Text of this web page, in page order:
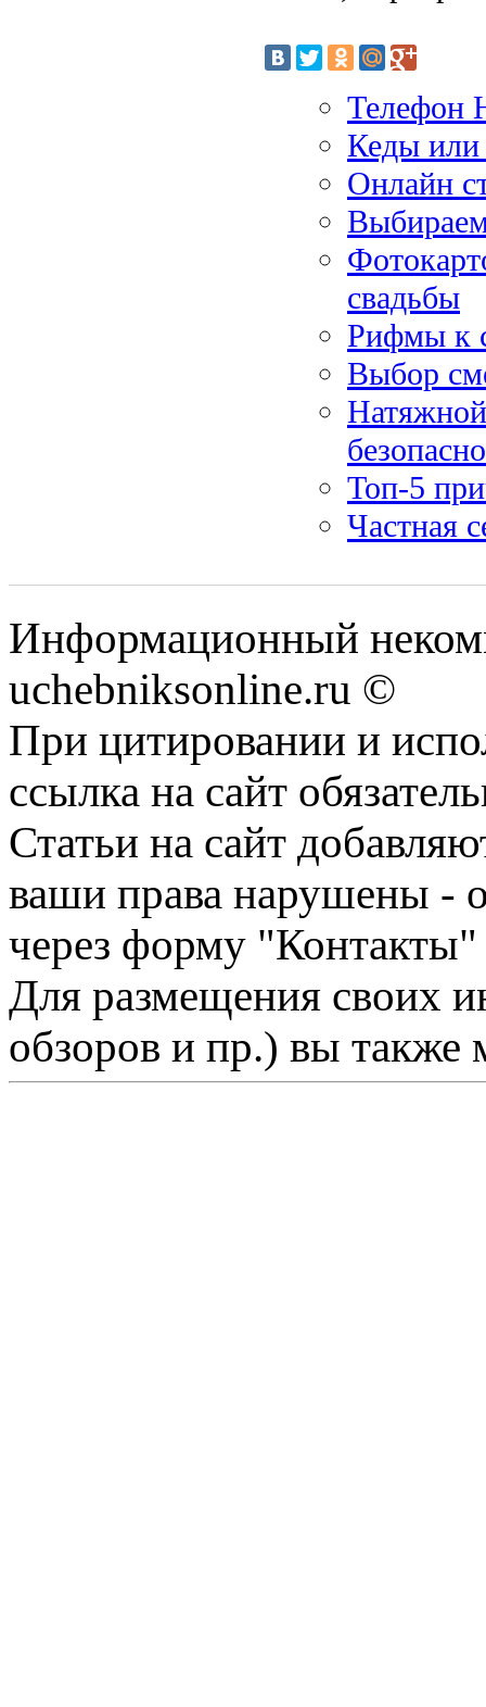
Телефон
Кеды или
Онлайн
свадьбы
Рифмы к
Выбор
Топ-5
Частная
Информационный
uchebniksonline.ru ©
При цитировании и
ссылка на сайт
Статьи на сайт
ваши права нарушены -
через форму "Контакты"
Для размещения своих
обзоров и пр.) вы также